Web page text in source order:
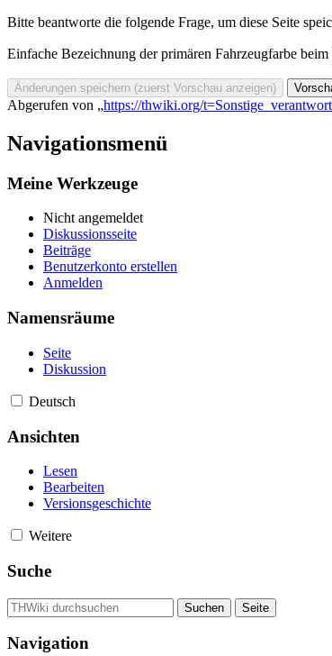
Bitte beantworte die folgende Frage, um diese Seite
Einfache Bezeichnung der primären Fahrzeugfarbe
Abgerufen von „https://thwiki.org/
Navigationsmenü
Meine Werkzeuge
Nicht angemeldet
Diskussionsseite
Beiträge
Benutzerkonto erstellen
Anmelden
Namensräume
Seite
Diskussion
Deutsch
Ansichten
Lesen
Bearbeiten
Versionsgeschichte
Weitere
Suche
Navigation